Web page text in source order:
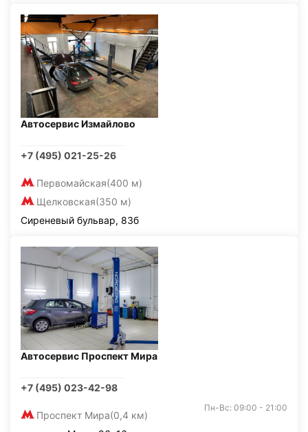
Автосервис Измайлово
+7 (495) 021-25-26
Первомайская(400 м)
Щелковская(350 м)
Сиреневый бульвар, 83б
Автосервис Проспект Мира
+7 (495) 023-42-98
Проспект Мира(0,4 км)
Пн-Вс: 09:00 - 21:00